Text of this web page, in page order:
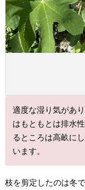
適度な湿り気があ
はもともとは排水
るところは高畝に
います。
枝を剪定したのは冬